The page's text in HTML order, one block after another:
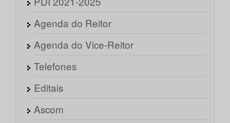
Agenda do Reitor
Agenda do Vice-Reitor
Telefones
Editais
Ascom